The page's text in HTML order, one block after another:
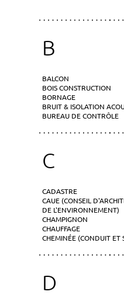
B
BALCON
BOIS CONSTRUCTION
BORNAGE
BRUIT & ISOLATION
BUREAU DE CONTRÔLE
C
CADASTRE
CAUE (CONSEIL
DE L'ENVIRONNEMENT)
CHAMPIGNON
CHAUFFAGE
CHEMINÉE (CONDUIT ET
D